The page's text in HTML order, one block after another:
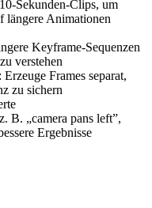
Sekunden-Clips, um
längere Animationen
Keyframe-Sequenzen
verstehen
: Erzeuge Frames separat,
zu sichern
B. „camera pans left”,
Ergebnisse